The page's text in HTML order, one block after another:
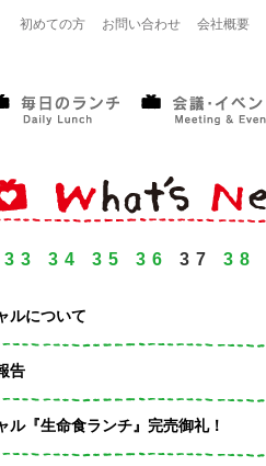
初めての方 お問い合わせ 会社概要
33 34 35 36 37 38
ルについて
告
ル『生命食ランチ』完売御礼！